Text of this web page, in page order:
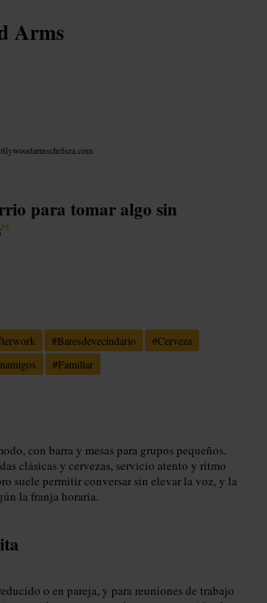
Arms
para tomar algo sin
”
#Baresdevecindario #Cerveza
#Familiar
con barra y mesas para grupos pequeños.
clásicas y cervezas, servicio atento y ritmo
suele permitir conversar sin elevar la voz, y la
la franja horaria.
o en pareja, y para reuniones de trabajo